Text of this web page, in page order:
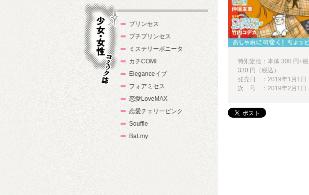
特別定価：本体 300 円+税
330 円（税込）
発売日 ：2019年1月1日
次 号 ：2019年2月1日
プリンセス
プチプリンセス
ミステリーボニータ
カチCOMI
Eleganceイブ
フォアミセス
恋愛LoveMAX
恋愛チェリーピンク
Souffle
BaLmy